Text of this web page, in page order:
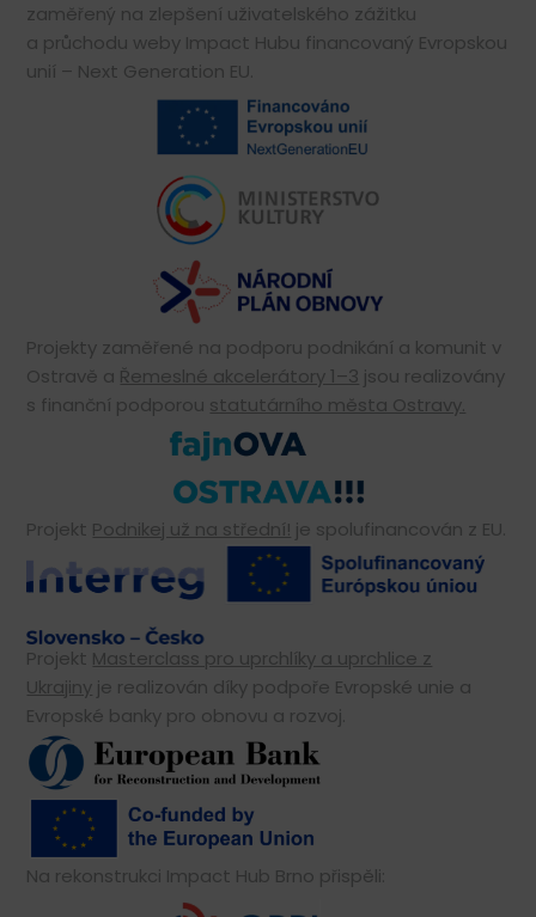
zaměřený na zlepšení uživatelského zážitku
a průchodu weby Impact Hubu financovaný Evropskou
unií – Next Generation EU.
Projekty zaměřené na podporu podnikání a komunit v
Ostravě a Řemeslné akcelerátory 1–3 jsou realizovány
s finanční podporou statutárního města Ostravy.
Projekt Podnikej už na střední! je spolufinancován z EU.
Projekt Masterclass pro uprchlíky a uprchlice z
Ukrajiny je realizován díky podpoře Evropské unie a
Evropské banky pro obnovu a rozvoj.
Na rekonstrukci Impact Hub Brno přispěli: